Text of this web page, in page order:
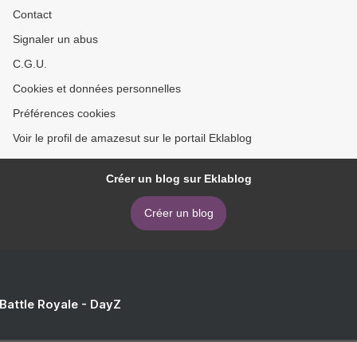
Contact
Signaler un abus
C.G.U.
Cookies et données personnelles
Préférences cookies
Voir le profil de amazesut sur le portail Eklablog
Créer un blog sur Eklablog
Créer un blog
Royale - DayZ